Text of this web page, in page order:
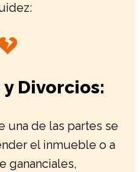
Divorcios:
una de las partes se
el inmueble o a
gananciales,